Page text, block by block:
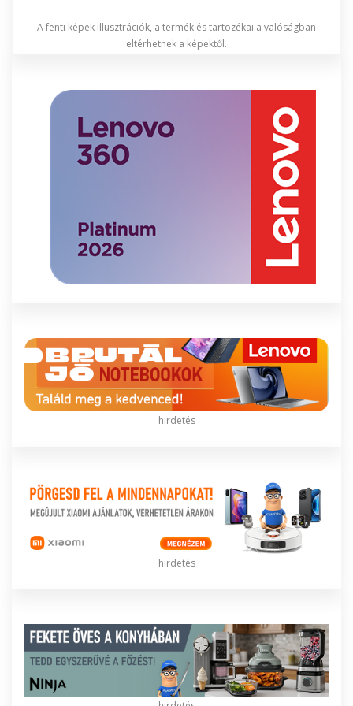
A fenti képek illusztrációk, a termék és tartozékai a valóságban
eltérhetnek a képektől.
hirdetés
hirdetés